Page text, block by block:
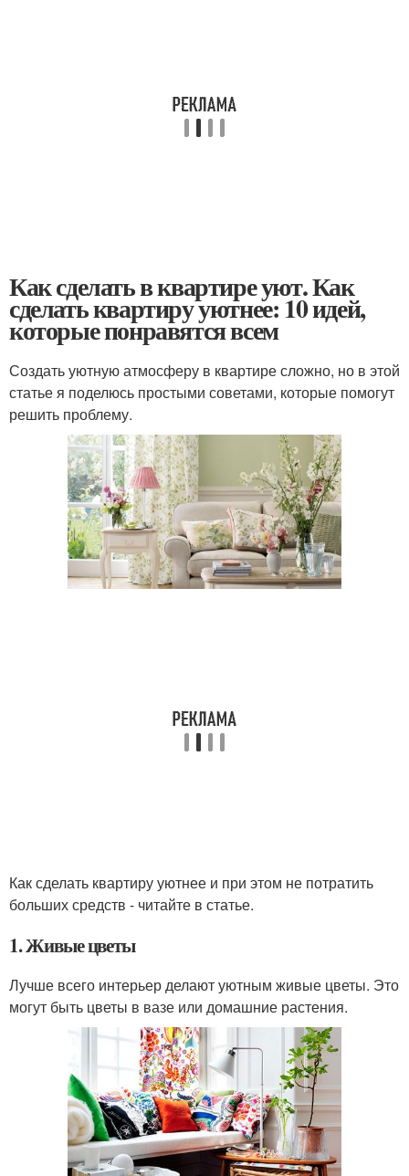
Как сделать в квартире уют. Как
сделать квартиру уютнее: 10 идей,
которые понравятся всем
Создать уютную атмосферу в квартире сложно, но в этой
статье я поделюсь простыми советами, которые помогут
решить проблему.
Как сделать квартиру уютнее и при этом не потратить
больших средств - читайте в статье.
1. Живые цветы
Лучше всего интерьер делают уютным живые цветы. Это
могут быть цветы в вазе или домашние растения.